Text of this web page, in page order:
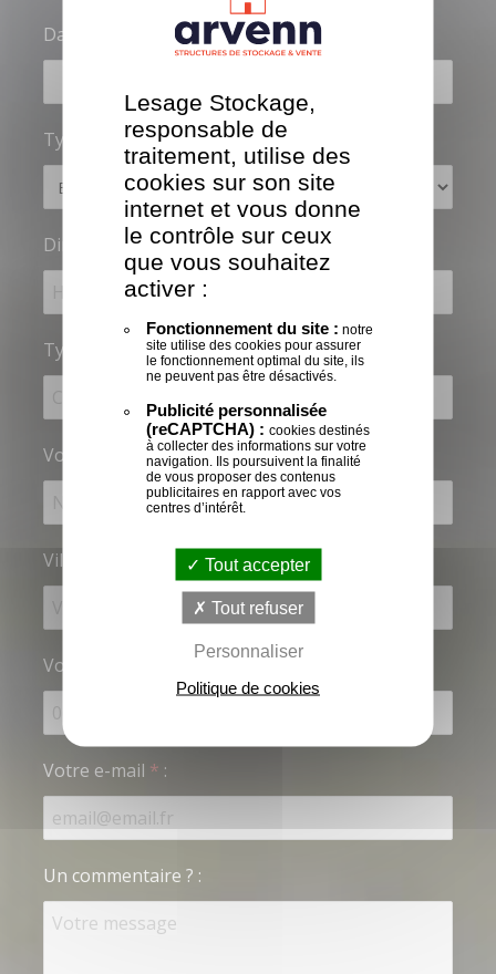
Date et lieu de montage*:
Type de structure*:
Dimension:
Type de porte*:
Vous êtes
Ville
Votre téléphone
Votre e-mail * :
Un commentaire ? :
Lesage Stockage,
responsable de
traitement, utilise des
cookies sur son site
internet et vous donne
le contrôle sur ceux
que vous souhaitez
activer :
Fonctionnement du site : notre
site utilise des cookies pour assurer
le fonctionnement optimal du site, ils
ne peuvent pas être désactivés.
Publicité personnalisée
(reCAPTCHA) : cookies destinés
à collecter des informations sur votre
navigation. Ils poursuivent la finalité
de vous proposer des contenus
publicitaires en rapport avec vos
centres d’intérêt.
Tout accepter
Tout refuser
Personnaliser
Politique de cookies